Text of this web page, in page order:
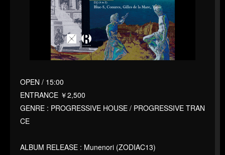
OPEN / 15:00
ENTRANCE ￥2,500
GENRE : PROGRESSIVE HOUSE / PROGRESSIVE TRAN
CE
ALBUM RELEASE : Munenori (ZODIAC13)